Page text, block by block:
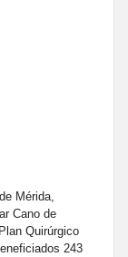
Mérida,
Cano de
Quirúrgico
243